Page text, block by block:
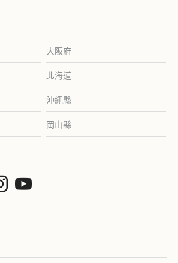
大阪府
北海道
沖繩縣
岡山縣